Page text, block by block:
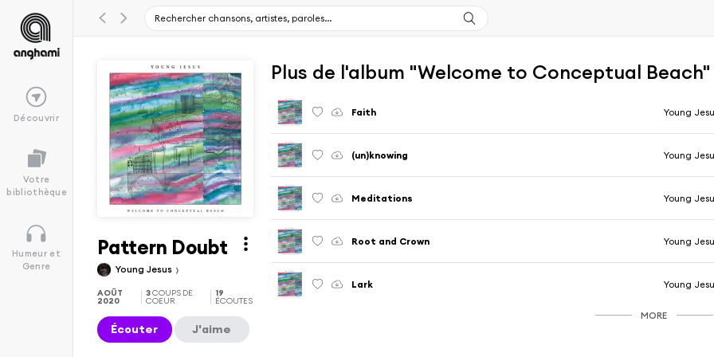
Découvrir
Votre
bibliothèque
Humeur et
Genre
Pattern Doubt
Young Jesus
AOÛT
2020
3COUPS DE
COEUR
19
ÉCOUTES
Écouter J'aime
Plus de l'album "Welcome to Conceptual Beach"
Faith Young
(un)knowing Young
Meditations Young
Root and Crown Young
Lark Young
MORE